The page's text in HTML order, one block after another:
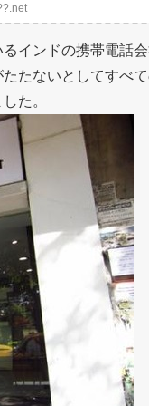
インドの携帯電話
たないとしてすべ
た。